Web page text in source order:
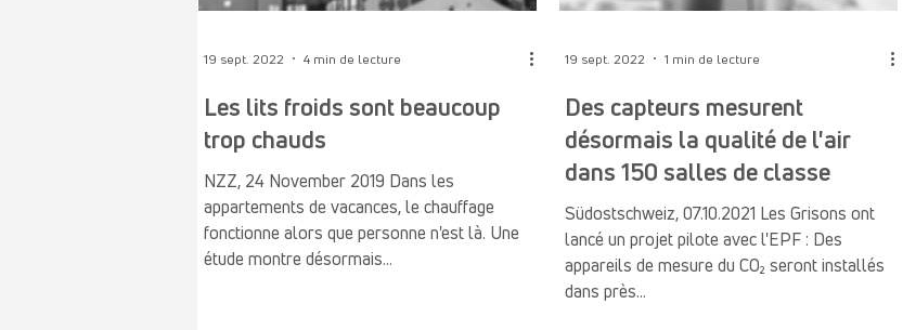
Les lits froids sont beaucoup
trop chauds
NZZ, 24 November 2019 Dans les
appartements de vacances, le chauffage
fonctionne alors que personne n'est là. Une
étude montre désormais...
19 sept. 2022 4 min de lecture
Des capteurs mesurent
désormais la qualité de l'air
dans 150 salles de classe
Südostschweiz, 07.10.2021 Les Grisons ont
lancé un projet pilote avec l'EPF : Des
appareils de mesure du CO₂ seront installés
dans près...
19 sept. 2022 1 min de lecture